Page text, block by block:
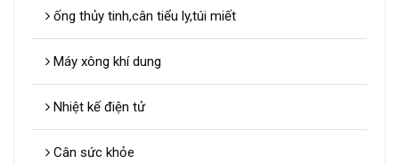
ống thủy tinh,cân tiểu ly,túi miết
Máy xông khí dung
Nhiệt kế điện tử
Cân sức khỏe